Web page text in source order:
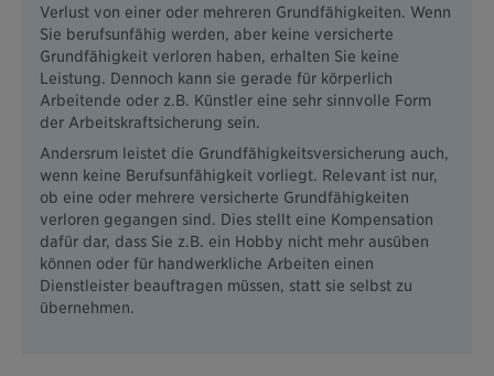
Verlust von einer oder mehreren Grundfähigkeiten. Wenn
Sie berufsunfähig werden, aber keine versicherte
Grundfähigkeit verloren haben, erhalten Sie keine
Leistung. Dennoch kann sie gerade für körperlich
Arbeitende oder z.B. Künstler eine sehr sinnvolle Form
der Arbeitskraftsicherung sein.
Andersrum leistet die Grundfähigkeitsversicherung auch,
wenn keine Berufsunfähigkeit vorliegt. Relevant ist nur,
ob eine oder mehrere versicherte Grundfähigkeiten
verloren gegangen sind. Dies stellt eine Kompensation
dafür dar, dass Sie z.B. ein Hobby nicht mehr ausüben
können oder für handwerkliche Arbeiten einen
Dienstleister beauftragen müssen, statt sie selbst zu
übernehmen.